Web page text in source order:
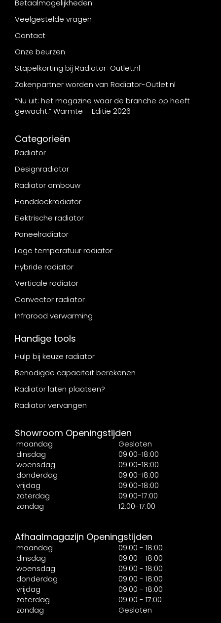
Betaalmogelijkheden
Veelgestelde vragen
Contact
Onze beurzen
Stapelkorting bij Radiator-Outlet.nl
Zakenpartner worden van Radiator-Outlet.nl
“Nu uit: het magazine waar de branche op heeft
gewacht.” Warmte – Editie 2026
Categorieën
Radiator
Designradiator
Radiator ombouw
Handdoekradiator
Elektrische radiator
Paneelradiator
Lage temperatuur radiator
Hybride radiator
Verticale radiator
Convector radiator
Infrarood verwarming
Handige tools
Hulp bij keuze radiator
Benodigde capaciteit berekenen
Radiator laten plaatsen?
Radiator vervangen
Showroom Openingstijden
maandag
Gesloten
dinsdag
09:00-18:00
woensdag
09:00-18:00
donderdag
09:00-18:00
vrijdag
09:00-18:00
zaterdag
09:00-17:00
zondag
12:00-17:00
Afhaalmagazijn Openingstijden
maandag
09:00 - 18:00
dinsdag
09:00 - 18:00
woensdag
09:00 - 18:00
donderdag
09:00 - 18:00
vrijdag
09:00 - 18:00
zaterdag
09:00 - 17:00
zondag
Gesloten